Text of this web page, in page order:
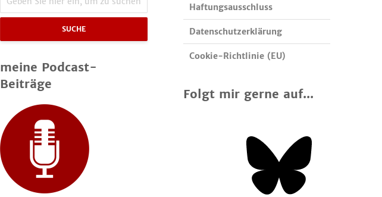
SUCHE
meine Podcast-
Beiträge
Haftungsausschluss
Datenschutzerklärung
Cookie-Richtlinie (EU)
Folgt mir gerne auf...